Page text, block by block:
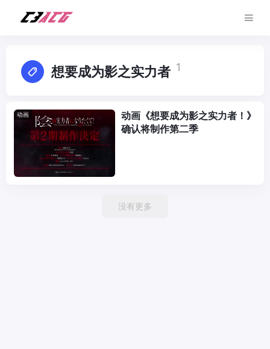
想要成为影之实力者 1
动画
动画《想要成为影之实力者！》
确认将制作第二季
没有更多